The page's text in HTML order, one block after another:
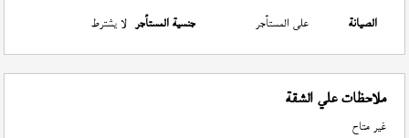
الصيانة
على المستأجر جنسية المستأجر لا يشترط
ملاحظات علي الشقة
غير متاح